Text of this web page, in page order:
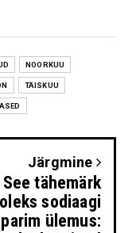
NOORKUU
TÄISKUU
Järgmine
See tähemärk
oleks sodiaagi
parim ülemus: